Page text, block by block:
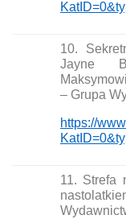
10.
Jayne
– Grupa
https://
11. Strefa